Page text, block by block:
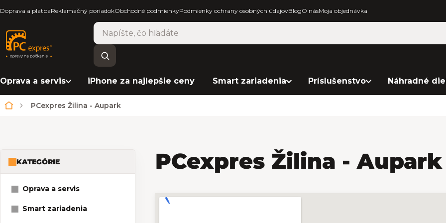
Doprava a platbaReklamačný poriadokObchodné podmienkyPodmienky ochrany osobných údajovBlogO násMoja objednávka
Oprava a servis iPhone za najlepšie ceny Smart zariadenia Príslušenstvo Náhradné
Domov
PCexpres Žilina - Aupark
Bočný panel
KATEGÓRIE
Oprava a servis
Smart zariadenia
PCexpres Žilina - Aupark